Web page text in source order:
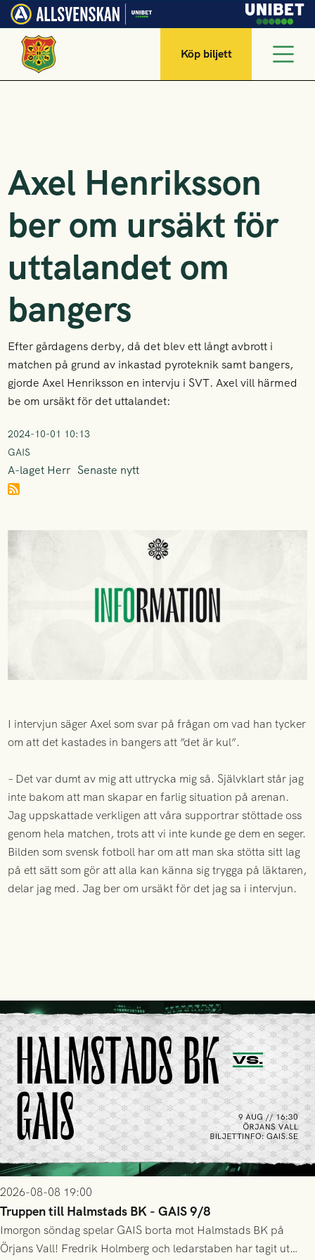
Köp biljett
Axel Henriksson
ber om ursäkt för
uttalandet om
bangers
Efter gårdagens derby, då det blev ett långt avbrott i
matchen på grund av inkastad pyroteknik samt bangers,
gjorde Axel Henriksson en intervju i SVT. Axel vill härmed
be om ursäkt för det uttalandet:
2024-10-01 10:13
GAIS
A-laget Herr Senaste nytt
I intervjun säger Axel som svar på frågan om vad han tycker
om att det kastades in bangers att ”det är kul”.
– Det var dumt av mig att uttrycka mig så. Självklart står jag
inte bakom att man skapar en farlig situation på arenan.
Jag uppskattade verkligen att våra supportrar stöttade oss
genom hela matchen, trots att vi inte kunde ge dem en seger.
Bilden som svensk fotboll har om att man ska stötta sitt lag
på ett sätt som gör att alla kan känna sig trygga på läktaren,
delar jag med. Jag ber om ursäkt för det jag sa i intervjun.
2026-08-08 19:00
Truppen till Halmstads BK - GAIS 9/8
Imorgon söndag spelar GAIS borta mot Halmstads BK på
Örjans Vall! Fredrik Holmberg och ledarstaben har tagit ut